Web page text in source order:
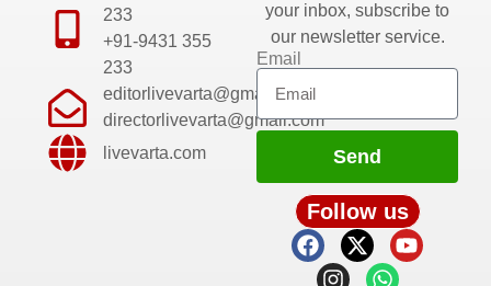
233
+91-9431 355
233
editorlivevarta@gmail.com
directorlivevarta@gmail.com
livevarta.com
your inbox, subscribe to
our newsletter service.
Email
Send
Follow us